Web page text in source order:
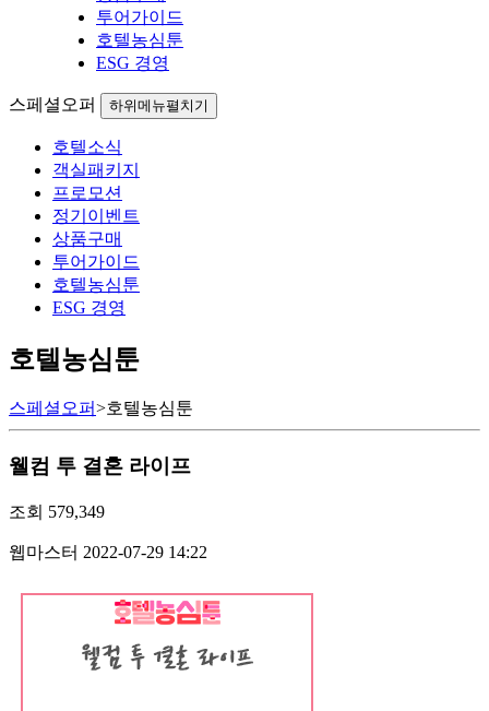
투어가이드
호텔농심툰
ESG 경영
스페셜오퍼 하위메뉴펼치기
호텔소식
객실패키지
프로모션
정기이벤트
상품구매
투어가이드
호텔농심툰
ESG 경영
호텔농심툰
스페셜오퍼>호텔농심툰
웰컴 투 결혼 라이프
조회 579,349
웹마스터 2022-07-29 14:22